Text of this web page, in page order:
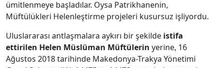
ümitlenmeye başladılar. Oysa Patrikhanenin,
Müftülükleri Helenleştirme projeleri kusursuz işliyordu.
Uluslararası antlaşmalara aykırı bir şekilde istifa
ettirilen Helen Müslüman Müftülerin yerine, 16
Ağustos 2018 tarihinde Makedonya-Trakya Yönetimi